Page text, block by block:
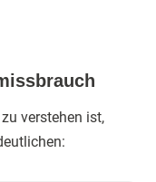
verstehen ist,